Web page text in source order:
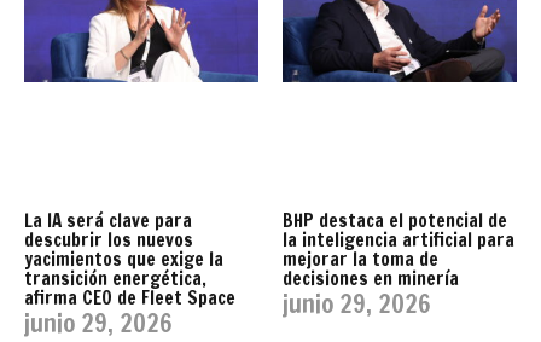
La IA será clave para
descubrir los nuevos
yacimientos que exige la
transición energética,
afirma CEO de Fleet Space
junio 29, 2026
BHP destaca el potencial de
la inteligencia artificial para
mejorar la toma de
decisiones en minería
junio 29, 2026